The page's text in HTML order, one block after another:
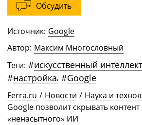
Обсудить
Источник: Google
Автор: Максим Многословный
Теги: #искусственный интеллект
#настройка, #Google
Ferra.ru / Новости / Наука и
Google позволит скрывать контент
«ненасытного» ИИ